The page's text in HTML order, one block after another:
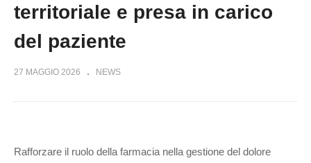
territoriale e presa in carico
del paziente
27 MAGGIO 2026 NEWS
Rafforzare il ruolo della farmacia nella gestione del dolore